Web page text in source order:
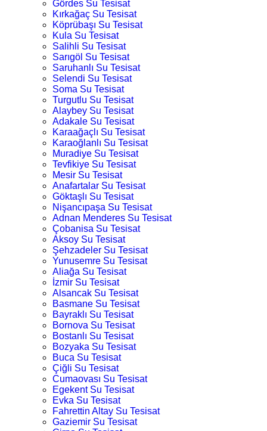
Gördes Su Tesisat
Kırkağaç Su Tesisat
Köprübaşı Su Tesisat
Kula Su Tesisat
Salihli Su Tesisat
Sarıgöl Su Tesisat
Saruhanlı Su Tesisat
Selendi Su Tesisat
Soma Su Tesisat
Turgutlu Su Tesisat
Alaybey Su Tesisat
Adakale Su Tesisat
Karaağaçlı Su Tesisat
Karaoğlanlı Su Tesisat
Muradiye Su Tesisat
Tevfikiye Su Tesisat
Mesir Su Tesisat
Anafartalar Su Tesisat
Göktaşlı Su Tesisat
Nişancıpaşa Su Tesisat
Adnan Menderes Su Tesisat
Çobanisa Su Tesisat
Aksoy Su Tesisat
Şehzadeler Su Tesisat
Yunusemre Su Tesisat
Aliağa Su Tesisat
İzmir Su Tesisat
Alsancak Su Tesisat
Basmane Su Tesisat
Bayraklı Su Tesisat
Bornova Su Tesisat
Bostanlı Su Tesisat
Bozyaka Su Tesisat
Buca Su Tesisat
Çiğli Su Tesisat
Cumaovası Su Tesisat
Egekent Su Tesisat
Evka Su Tesisat
Fahrettin Altay Su Tesisat
Gaziemir Su Tesisat